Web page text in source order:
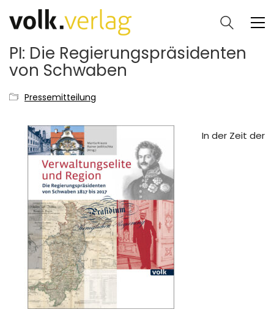
PI: Die Regierungspräsidenten
von Schwaben
Pressemitteilung
In der Zeit der